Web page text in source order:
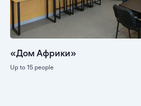
«Дом Африки»
Up to 15 people